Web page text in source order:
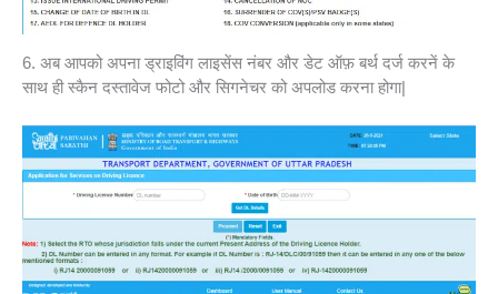
6. अब आपको अपना ड्राइविंग लाइसेंस नंबर और डेट ऑफ़ बर्थ दर्ज करनें के
साथ ही स्कैन दस्तावेज फोटो और सिगनेचर को अपलोड करना होगा|